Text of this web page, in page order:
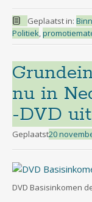
Geplaatst in:
Politiek,
nu in
-DVD
Geplaatst20
DVD Basisinkomen